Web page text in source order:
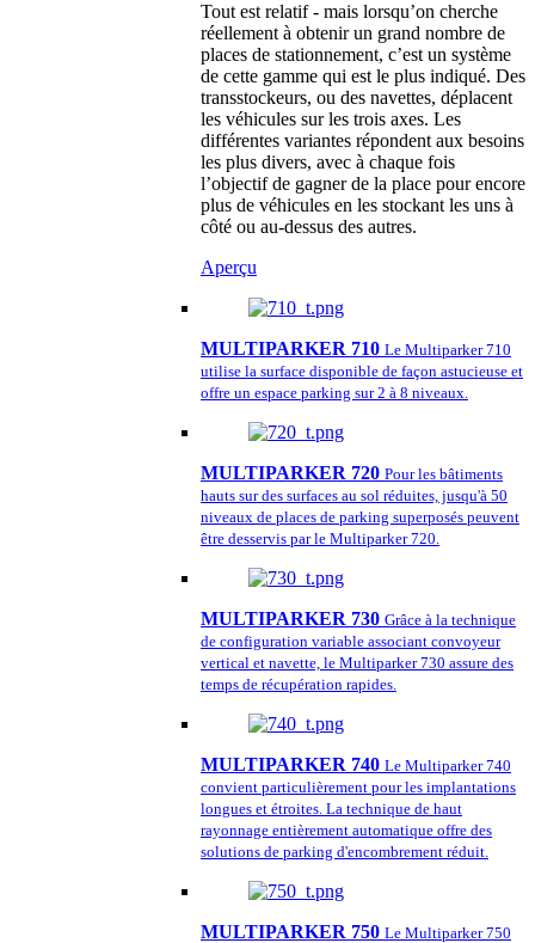
Tout est relatif - mais lorsqu’on cherche
réellement à obtenir un grand nombre de
places de stationnement, c’est un système
de cette gamme qui est le plus indiqué. Des
transstockeurs, ou des navettes, déplacent
les véhicules sur les trois axes. Les
différentes variantes répondent aux besoins
les plus divers, avec à chaque fois
l’objectif de gagner de la place pour encore
plus de véhicules en les stockant les uns à
côté ou au-dessus des autres.
Aperçu
MULTIPARKER 710 Le Multiparker 710
utilise la surface disponible de façon astucieuse et
offre un espace parking sur 2 à 8 niveaux.
MULTIPARKER 720 Pour les bâtiments
hauts sur des surfaces au sol réduites, jusqu'à 50
niveaux de places de parking superposés peuvent
être desservis par le Multiparker 720.
MULTIPARKER 730 Grâce à la technique
de configuration variable associant convoyeur
vertical et navette, le Multiparker 730 assure des
temps de récupération rapides.
MULTIPARKER 740 Le Multiparker 740
convient particulièrement pour les implantations
longues et étroites. La technique de haut
rayonnage entièrement automatique offre des
solutions de parking d'encombrement réduit.
MULTIPARKER 750 Le Multiparker 750